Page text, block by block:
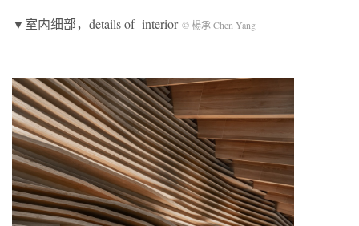
▼室内细部，details of interior © 楊承 Chen Yang